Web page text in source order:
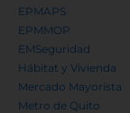
EPMAPS
EPMMOP
EMSeguridad
Hábitat y Vivienda
Mercado Mayorista
Metro de Quito